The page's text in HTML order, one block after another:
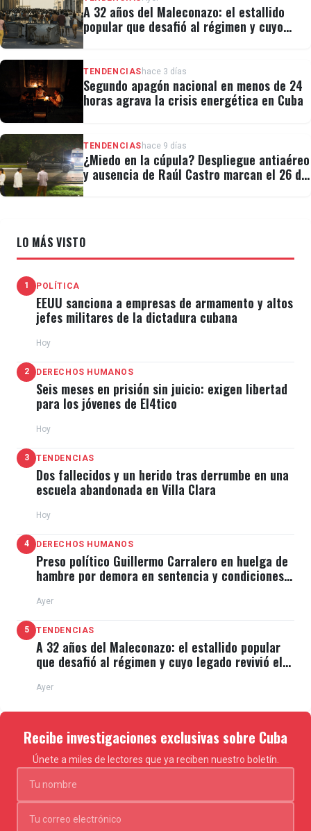
A 32 años del Maleconazo: el estallido
popular que desafió al régimen y cuyo
TENDENCIAS hace 3 días
Segundo apagón nacional en menos de 24
horas agrava la crisis energética en Cuba
TENDENCIAS hace 9 días
¿Miedo en la cúpula? Despliegue antiaéreo
y ausencia de Raúl Castro marcan el 26 de
LO MÁS VISTO
1 POLÍTICA
EEUU sanciona a empresas de armamento y altos
jefes militares de la dictadura cubana
Hoy
2 DERECHOS HUMANOS
Seis meses en prisión sin juicio: exigen libertad
para los jóvenes de El4tico
Hoy
3 TENDENCIAS
Dos fallecidos y un herido tras derrumbe en una
escuela abandonada en Villa Clara
Hoy
4 DERECHOS HUMANOS
Preso político Guillermo Carralero en huelga de
hambre por demora en sentencia y condiciones
Ayer
5 TENDENCIAS
A 32 años del Maleconazo: el estallido popular
que desafió al régimen y cuyo legado revivió el
Ayer
Recibe investigaciones exclusivas sobre Cuba
Únete a miles de lectores que ya reciben nuestro boletín.